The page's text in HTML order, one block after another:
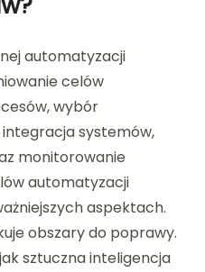
automatyzacji
celów
wybór
systemów,
monitorowanie
automatyzacji
aspektach.
obszary do poprawy.
sztuczna inteligencja